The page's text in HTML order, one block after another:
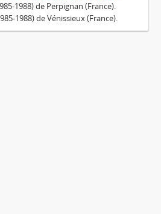
1988) de Perpignan (France).
1988) de Vénissieux (France).